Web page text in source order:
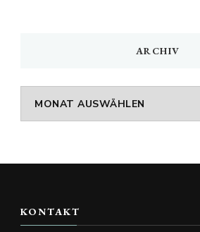
ARCHIV
Archiv
KONTAKT